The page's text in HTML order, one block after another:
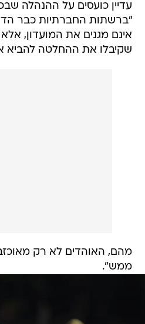
עדיין כועסים על ההנהלה
"ברשתות החברתיות כבר
אינם מגנים את המועדון,
שקיבלו את ההחלטה להביא
מהם, האוהדים לא רק
ממש".